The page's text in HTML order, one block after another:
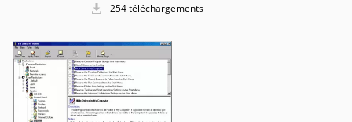
254 téléchargements